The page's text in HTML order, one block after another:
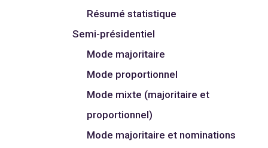
Résumé statistique
Semi-présidentiel
Mode majoritaire
Mode proportionnel
Mode mixte (majoritaire et
proportionnel)
Mode majoritaire et nominations